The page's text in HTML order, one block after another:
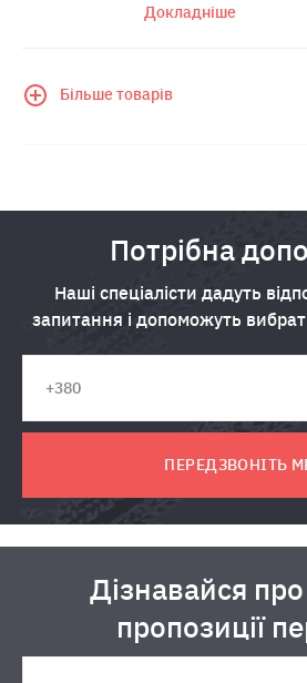
Докладніше
Більше товарів
Потрібна
Наші спеціалісти дадуть
запитання і допоможуть
ПЕРЕДЗВОНІТЬ
Дізнавайся про
пропозиції